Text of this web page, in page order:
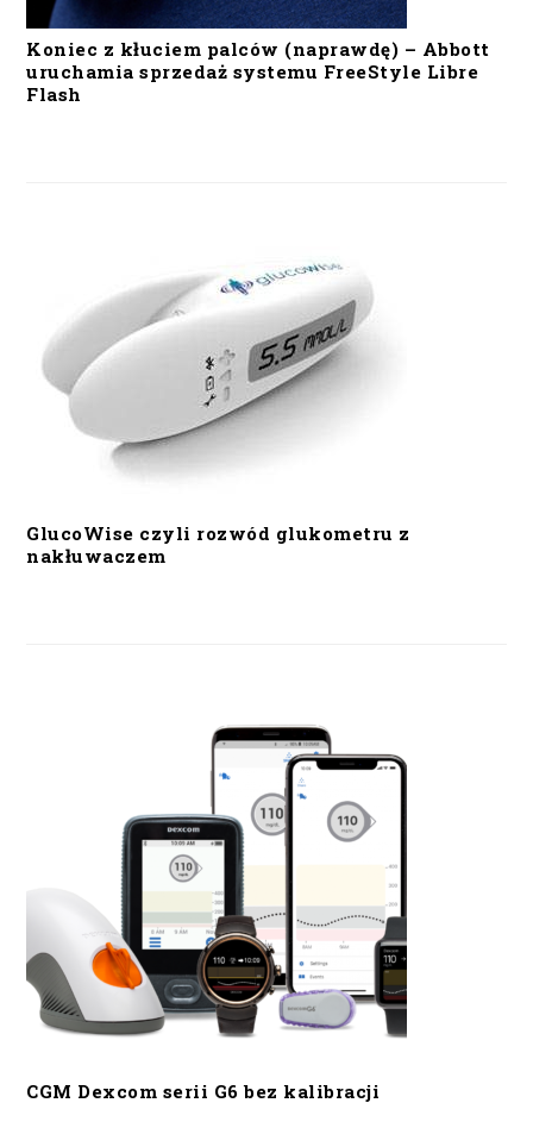
Koniec z kłuciem palców (naprawdę) – Abbott
uruchamia sprzedaż systemu FreeStyle Libre
Flash
GlucoWise czyli rozwód glukometru z
nakłuwaczem
CGM Dexcom serii G6 bez kalibracji